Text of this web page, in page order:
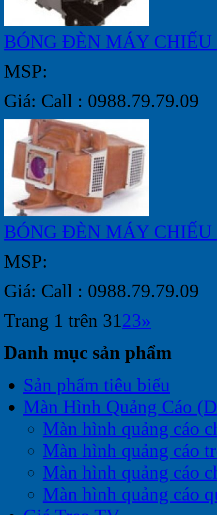
BÓNG ĐÈN MÁY CHIẾU
MSP:
Giá: Call : 0988.79.79.09
BÓNG ĐÈN MÁY CHIẾU
MSP:
Giá: Call : 0988.79.79.09
Trang 1 trên 3123»
Danh mục sản phẩm
Sản phẩm tiêu biểu
Màn Hình Quảng Cáo
Màn hình quảng cáo
Màn hình quảng cáo
Màn hình quảng cáo
Màn hình quảng cáo